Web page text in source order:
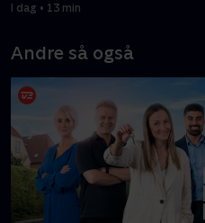
fællesskab og humor.
I dag • 13 min
Andre så også